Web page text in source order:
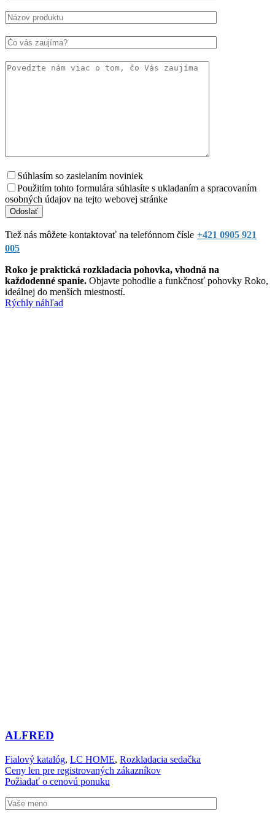
Súhlasím so zasielaním noviniek
Použitím tohto formulára súhlasíte s ukladaním a spracovaním
osobných údajov na tejto webovej stránke
Tiež nás môžete kontaktovať na telefónnom čísle +421 0905 921
005
Roko je praktická rozkladacia pohovka, vhodná na
každodenné spanie. Objavte pohodlie a funkčnosť pohovky Roko,
ideálnej do menších miestností.
Rýchly náhľad
ALFRED
Fialový katalóg, LC HOME, Rozkladacia sedačka
Ceny len pre registrovaných zákazníkov
Požiadať o cenovú ponuku